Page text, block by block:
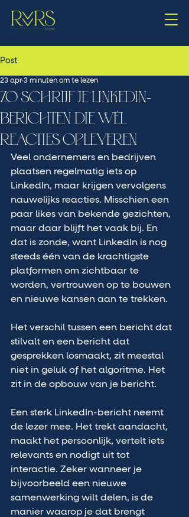
Post
ZO SCHRIJF JE LINKEDIN-
BERICHTEN DIE WÉL
REACTIES OPLEVEREN
23 apr 3 minuten om te lezen
Veel ondernemers en bedrijven
plaatsen regelmatig iets op
LinkedIn, maar krijgen vervolgens
nauwelijks reacties. Misschien een
paar likes van bekende gezichten,
maar daar blijft het vaak bij. En
dat is zonde, want LinkedIn is nog
steeds één van de krachtigste
platformen om zichtbaar te
worden, vertrouwen op te bouwen
en nieuwe kansen aan te trekken.
Het verschil tussen een bericht dat
stilvalt en een bericht dat
gesprekken losmaakt, zit meestal
niet in geluk of het algoritme. Het
zit in de opbouw van je bericht.
Een sterk LinkedIn-bericht neemt
de lezer mee. Het trekt aandacht,
maakt het persoonlijk, vertelt iets
relevants en nodigt uit tot
interactie. Zeker wanneer je
bijvoorbeeld een nieuwe
samenwerking wilt delen, is de
manier waarop je dat brengt